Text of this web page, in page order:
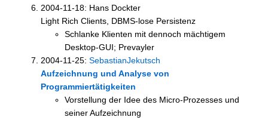
2004-11-18: Hans Dockter
Light Rich Clients, DBMS-lose Persistenz
Schlanke Klienten mit dennoch mächtigem
Desktop-GUI; Prevayler
2004-11-25: SebastianJekutsch
Aufzeichnung und Analyse von
Programmiertätigkeiten
Vorstellung der Idee des Micro-Prozesses und
seiner Aufzeichnung